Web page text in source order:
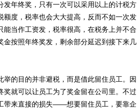
发年终奖，只有一次可以采用以上的计税方
度，税率也会大大提高，反而不如一次发
当作工资发，税率很高，在税务上并不合
按照年终奖发，剩余部分延迟到接下来几
的目的并非避税，而是借此留住员工。因
就可以让员工为了奖金留在公司里。不过
带来直接的损失——想要留住员工，要靠企